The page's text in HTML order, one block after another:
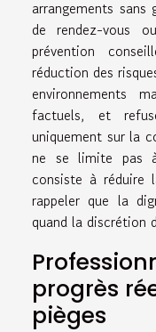
arrangements
de rendez-vous
prévention
réduction des
environnements
factuels, et
uniquement sur la
ne se limite pas
consiste à
rappeler que la
quand la discrétion
progrès
pièges